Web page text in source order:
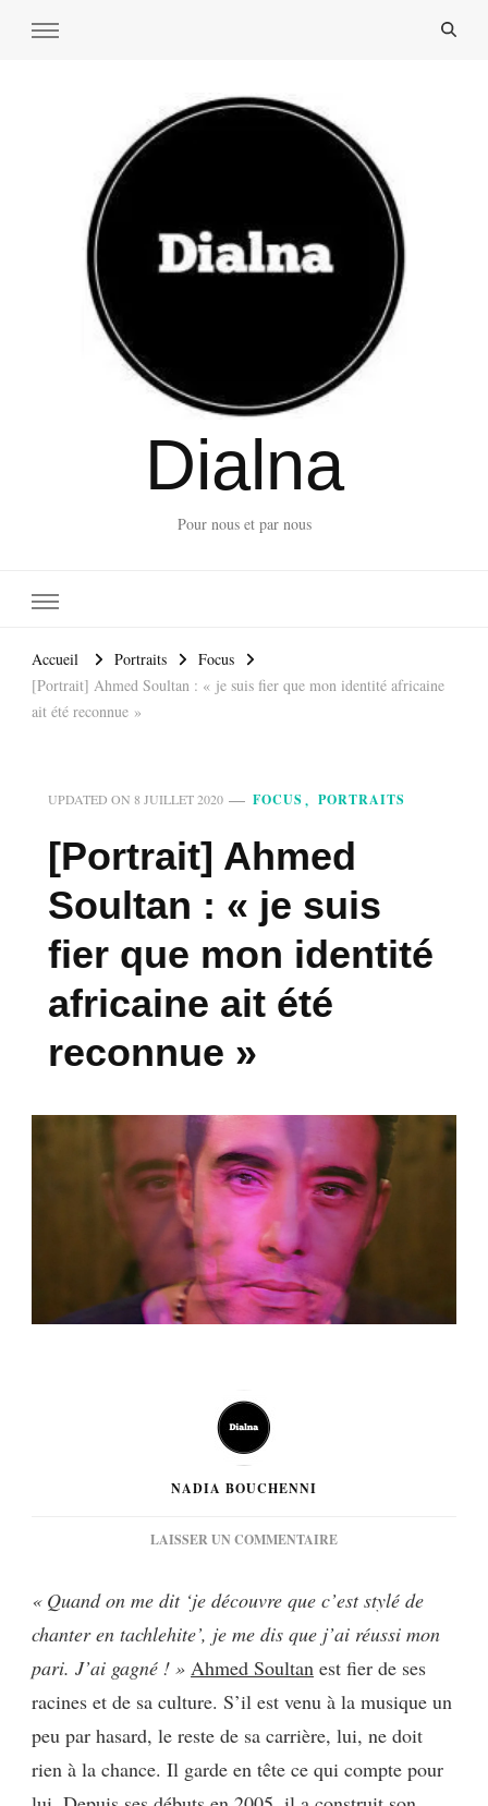
Dialna
Pour nous et par nous
Accueil Portraits
Focus
[Portrait] Ahmed Soultan : « je suis fier que mon identité africaine
ait été reconnue »
UPDATED ON 8 JUILLET 2020 FOCUS PORTRAITS
[Portrait] Ahmed
Soultan : « je suis
fier que mon identité
africaine ait été
reconnue »
NADIA BOUCHENNI
LAISSER UN COMMENTAIRESUR
SOULTAN
:
SUIS
FIER
MON
IDENTITÉ
« Quand on me dit ‘je découvre que c’est stylé de
chanter en tachlehite’, je me dis que j’ai réussi mon
pari. J’ai gagné ! » Ahmed Soultan est fier de ses
racines et de sa culture. S’il est venu à la musique un
peu par hasard, le reste de sa carrière, lui, ne doit
rien à la chance. Il garde en tête ce qui compte pour